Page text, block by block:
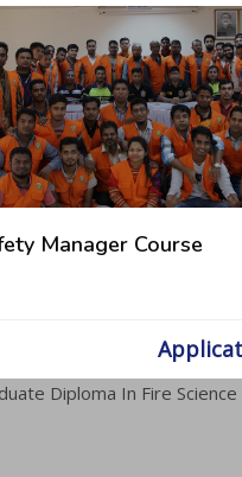
Manager Course